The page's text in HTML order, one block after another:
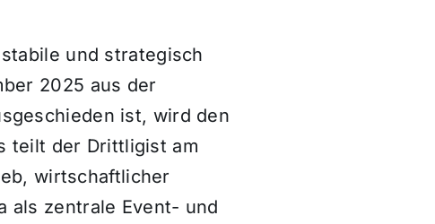
und strategisch
2025 aus der
ist, wird den
teilt der Drittligist am
wirtschaftlicher
als zentrale Event- und